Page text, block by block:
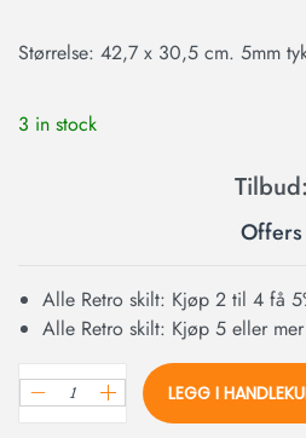
Størrelse: 42,7 x 30,5 cm. 5mm
3 in stock
Offers
Alle Retro skilt: Kjøp 2 til 4 få
Alle Retro skilt: Kjøp 5 eller
LEGG I